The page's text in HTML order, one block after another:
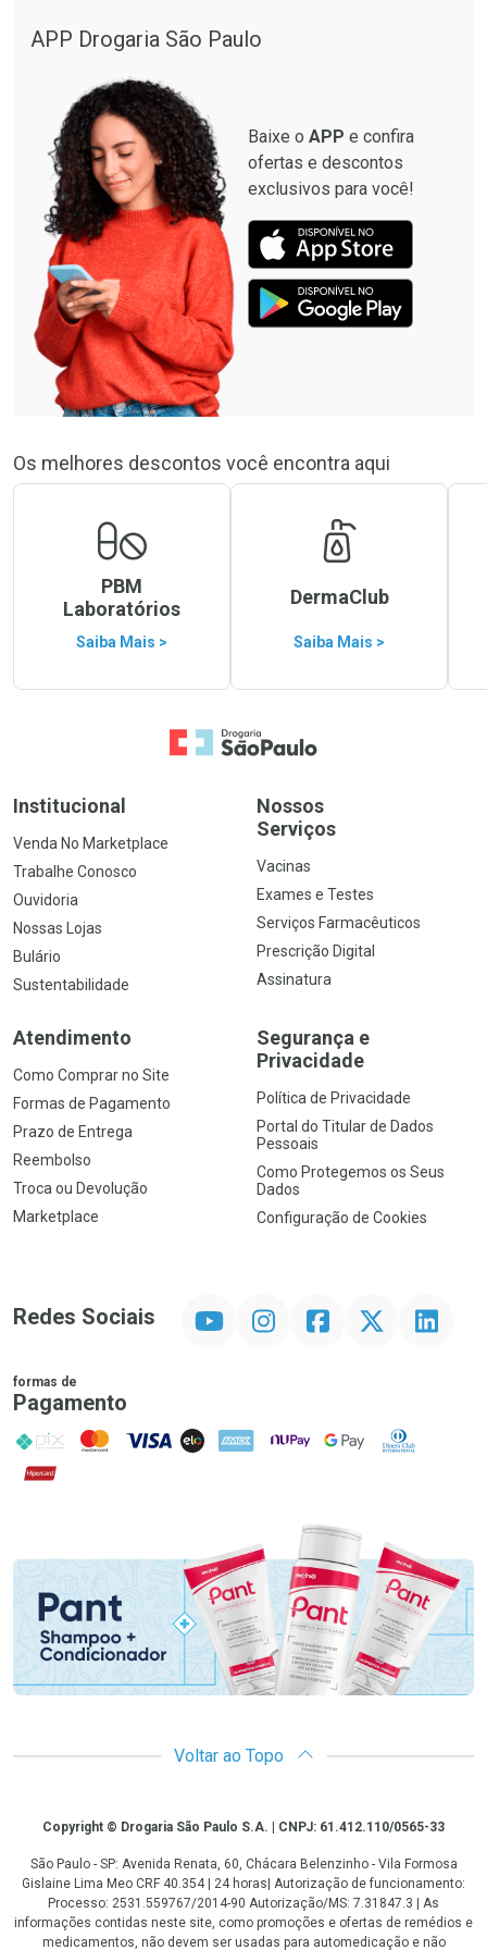
Comprar sem Desconto
Por R$ 664,02/cada
APP Drogaria São Paulo
Baixe o APP e confira
ofertas e descontos
exclusivos para você!
Os melhores descontos você encontra aqui
PBM
Laboratórios
Saiba Mais >
DermaClub
Saiba Mais >
Ir para a Home
Institucional
Venda No Marketplace
Trabalhe Conosco
Ouvidoria
Nossas Lojas
Bulário
Sustentabilidade
Nossos
Serviços
Vacinas
Exames e Testes
Serviços Farmacêuticos
Prescrição Digital
Assinatura
Atendimento
Como Comprar no Site
Formas de Pagamento
Prazo de Entrega
Reembolso
Troca ou Devolução
Marketplace
Segurança e
Privacidade
Política de Privacidade
Portal do Titular de Dados
Pessoais
Como Protegemos os Seus
Dados
Configuração de Cookies
Redes Sociais InstagramFacebookTwitter Linkedin
formas de
Pagamento
PIX MasterCard
VISA ELO AMEX NuPay Google PayDiners Club
Hipercard
Promoção em Destaque
Voltar ao Topo
CopyrightCopyright © Drogaria São Paulo S.A. | CNPJ: 61.412.110/0565-33
São Paulo - SP: Avenida Renata, 60, Chácara Belenzinho - Vila Formosa
Gislaine Lima Meo CRF 40.354 | 24 horas| Autorização de funcionamento:
Processo: 2531.559767/2014-90 Autorização/MS: 7.31847.3 | As
informações contidas neste site, como promoções e ofertas de remédios e
medicamentos, não devem ser usadas para automedicação e não